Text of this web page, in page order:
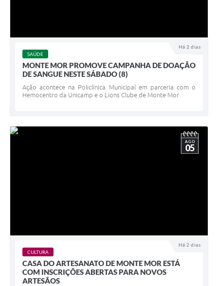
Há 2 dias
SAÚDE
MONTE MOR PROMOVE CAMPANHA DE DOAÇÃO
DE SANGUE NESTE SÁBADO (8)
Ação acontece na Policlínica Municipal em parceria com o
Hemocentro da Unicamp e o Lions Clube de Monte Mor
Há 2 dias
AGO
05
CULTURA
CASA DO ARTESANATO DE MONTE MOR ESTÁ
COM INSCRIÇÕES ABERTAS PARA NOVOS
ARTESÃOS